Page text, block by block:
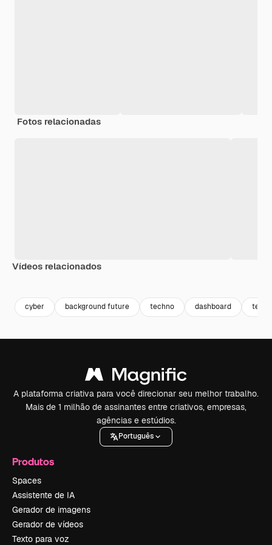
Fotos relacionadas
Vídeos relacionados
cyber background future techno dashboard
A plataforma criativa para você direcionar seu melhor trabalho.
Mais de 1 milhão de assinantes entre criativos, empresas,
agências e estúdios.
Português
Produtos
Spaces
Assistente de IA
Gerador de imagens
Gerador de vídeos
Texto para voz